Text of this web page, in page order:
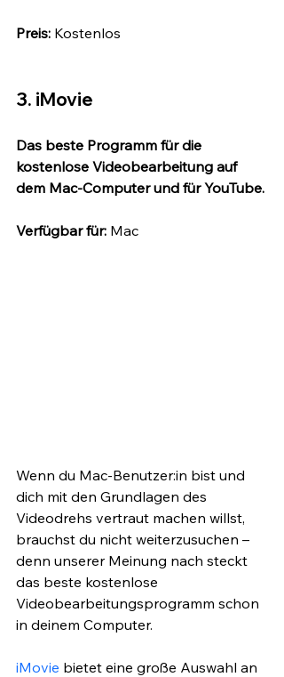
Preis: Kostenlos
3. iMovie
Das beste Programm für die
kostenlose Videobearbeitung auf
dem Mac-Computer und für YouTube.
Verfügbar für: Mac
Wenn du Mac-Benutzer:in bist und
dich mit den Grundlagen des
Videodrehs vertraut machen willst,
brauchst du nicht weiterzusuchen –
denn unserer Meinung nach steckt
das beste kostenlose
Videobearbeitungsprogramm schon
in deinem Computer.
iMovie bietet eine große Auswahl an